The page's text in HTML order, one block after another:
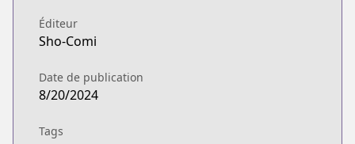
Éditeur
Sho-Comi
Date de publication
8/20/2024
Tags